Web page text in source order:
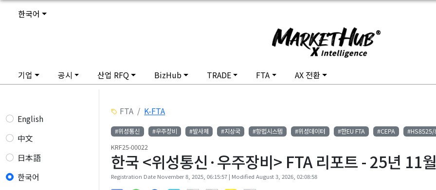
한국어
기업 공시 산업 RFQ BizHub TRADE FTA AX 전환
English
中文
日本語
한국어
FTA K-FTA
#위성통신 #우주장비 #발사체 #지상국 #항법시스템 #위성데이터 #한EU FTA #CEPA
KRF25-00022
한국 <위성통신·우주장비> FTA 리포트 - 25년 11월
Registration Date November 8, 2025, 06:15:57 | Modified August 3, 2026, 02:08:58